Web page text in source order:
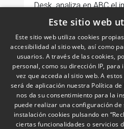
Desk, analiza en ABC el
empresas españolas
de las sanciones de
LEER MÁS >>
Este sitio web
Este sitio web utiliza cookies
accesibilidad al sitio web, así como
usuarios. A través de las cookies,
personal, como su dirección IP,
vez que acceda al sitio web. A
será de aplicación nuestra Política de
nos da su consentimiento para la
puede realizar una configuración
instalación cookies pulsando en
ciertas funcionalidades o servicios